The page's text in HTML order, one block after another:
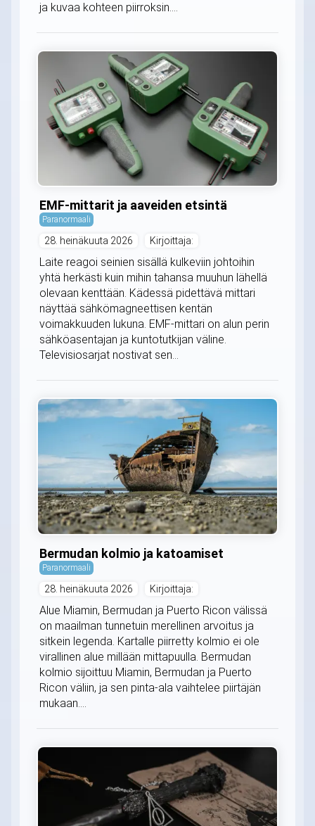
ja kuvaa kohteen piirroksin....
EMF-mittarit ja aaveiden etsintä
Paranormaali
28. heinäkuuta 2026 Kirjoittaja:
Laite reagoi seinien sisällä kulkeviin johtoihin
yhtä herkästi kuin mihin tahansa muuhun lähellä
olevaan kenttään. Kädessä pidettävä mittari
näyttää sähkömagneettisen kentän
voimakkuuden lukuna. EMF-mittari on alun perin
sähköasentajan ja kuntotutkijan väline.
Televisiosarjat nostivat sen...
Bermudan kolmio ja katoamiset
Paranormaali
28. heinäkuuta 2026 Kirjoittaja:
Alue Miamin, Bermudan ja Puerto Ricon välissä
on maailman tunnetuin merellinen arvoitus ja
sitkein legenda. Kartalle piirretty kolmio ei ole
virallinen alue millään mittapuulla. Bermudan
kolmio sijoittuu Miamin, Bermudan ja Puerto
Ricon väliin, ja sen pinta-ala vaihtelee piirtäjän
mukaan....